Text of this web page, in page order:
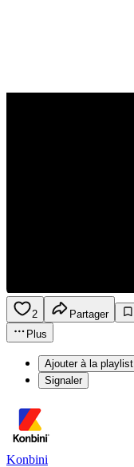
2 Partager
Plus
Ajouter à la playlist
Signaler
Konbini